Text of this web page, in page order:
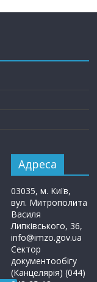
Адреса
03035, м. Київ,
вул. Митрополита
Василя
Липківського, 36,
info@imzo.gov.ua
Сектор
документообігу
(Канцелярія) (044)